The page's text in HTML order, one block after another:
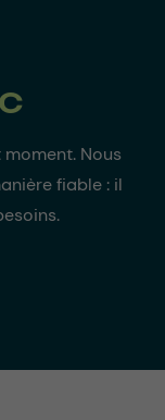
Nous
fiable : il